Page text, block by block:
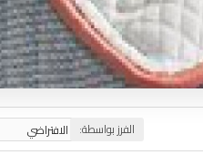
الفرز بواسطة: